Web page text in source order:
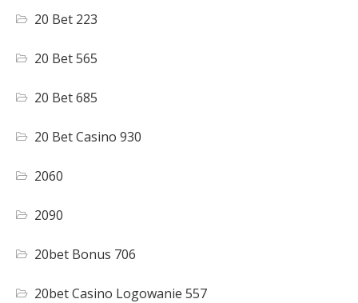
20 Bet 223
20 Bet 565
20 Bet 685
20 Bet Casino 930
2060
2090
20bet Bonus 706
20bet Casino Logowanie 557